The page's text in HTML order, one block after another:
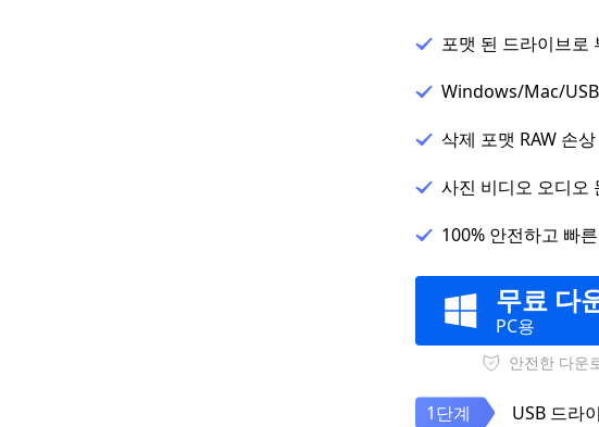
포맷 된 드라이브로
Windows/Mac/USB
삭제 포맷 RAW 손
사진 비디오 오디오
100% 안전하고 빠
무료 다
PC용
안전한 다운
USB 드라